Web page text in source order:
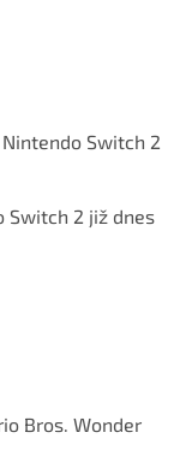
Switch 2
Switch 2 již dnes
Bros. Wonder